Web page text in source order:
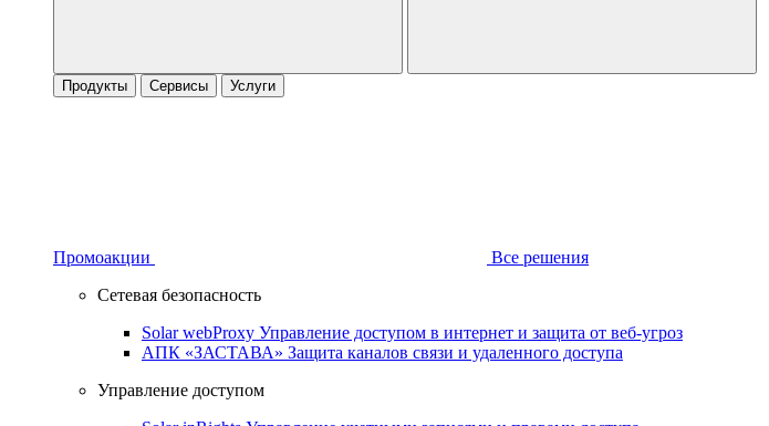
Продукты Сервисы Услуги
Промоакции
Все решения
Сетевая безопасность
Solar webProxy Управление доступом в интернет и защита от веб-угроз
АПК «ЗАСТАВА» Защита каналов связи и удаленного доступа
Управление доступом